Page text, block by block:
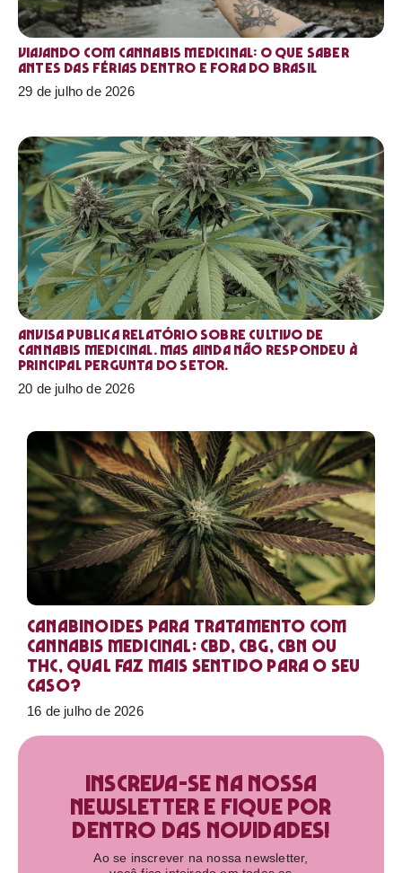
Viajando com cannabis medicinal: o que saber
antes das férias dentro e fora do Brasil
29 de julho de 2026
Anvisa publica relatório sobre cultivo de
Cannabis medicinal. Mas ainda não respondeu à
principal pergunta do setor.
20 de julho de 2026
Canabinoides para tratamento com
cannabis medicinal: CBD, CBG, CBN ou
THC, qual faz mais sentido para o seu
caso?
16 de julho de 2026
Inscreva-se na nossa
newsletter e fique por
dentro das novidades!​
Ao se inscrever na nossa newsletter,